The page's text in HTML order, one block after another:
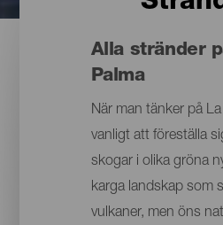
Alla stränder
Palma
När man tänker på
vanligt att föreställa
skogar i olika gröna
karga landskap som
vulkaner, men öns